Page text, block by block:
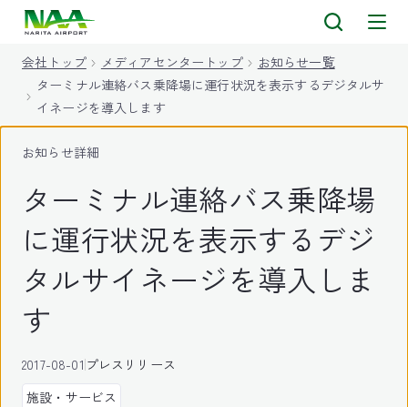
会社トップ メディアセンタートップ
お知らせ一覧
ターミナル連絡バス乗降場に運行状況を表示するデジタルサ
イネージを導入します
お知らせ詳細
ターミナル連絡バス乗降場
に運行状況を表示するデジ
タルサイネージを導入しま
す
2017-08-01プレスリリース
施設・サービス